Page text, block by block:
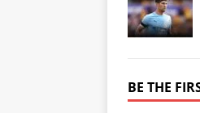
BE THE